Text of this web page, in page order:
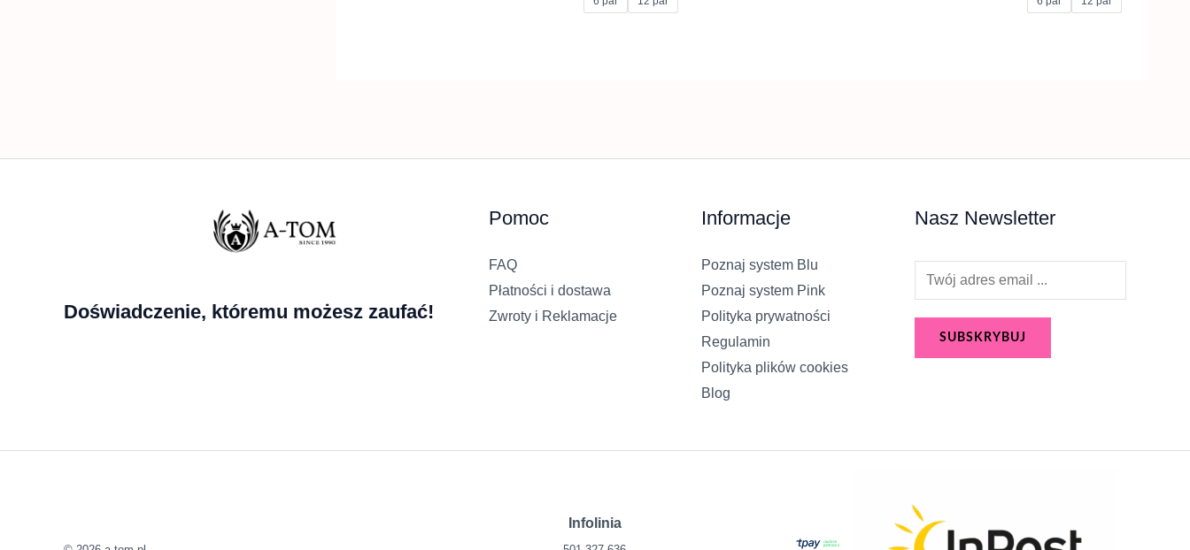
Doświadczenie, któremu możesz zaufać!
Pomoc
FAQ
Płatności i dostawa
Zwroty i Reklamacje
Informacje
Poznaj system Blu
Poznaj system Pink
Polityka prywatności
Regulamin
Polityka plików cookies
Blog
Nasz Newsletter
m
SUBSKRYBUJ
Infolinia